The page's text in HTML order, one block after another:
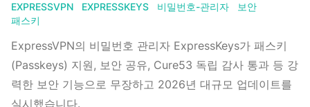
EXPRESSVPN EXPRESSKEYS 비밀번호-관리자
보안
패스키
ExpressVPN의 비밀번호 관리자 ExpressKeys가 패스키
(Passkeys) 지원, 보안 공유, Cure53 독립 감사 통과 등 강
력한 보안 기능으로 무장하고 2026년 대규모 업데이트를
실시했습니다.